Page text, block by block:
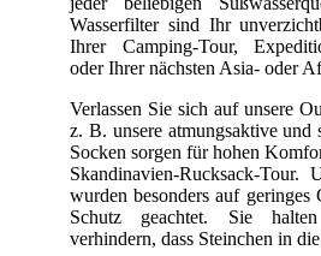
Wasserfilter sind Ihr
Ihrer Camping-Tour,
oder Ihrer nächsten Asia- oder
Verlassen Sie sich auf unsere
z. B. unsere atmungsaktive und
Socken sorgen für hohen
Skandinavien-Rucksack-Tour.
wurden besonders auf geringes
Schutz geachtet. Sie
verhindern, dass Steinchen in